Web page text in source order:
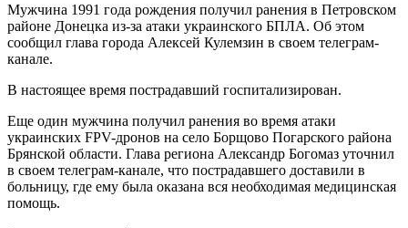
Мужчина 1991 года рождения получил ранения в Петровском
районе Донецка из-за атаки украинского БПЛА. Об этом
сообщил глава города Алексей Кулемзин в своем телеграм-
канале.
В настоящее время пострадавший госпитализирован.
Еще один мужчина получил ранения во время атаки
украинских FPV-дронов на село Борщово Погарского района
Брянской области. Глава региона Александр Богомаз уточнил
в своем телеграм-канале, что пострадавшего доставили в
больницу, где ему была оказана вся необходимая медицинская
помощь.